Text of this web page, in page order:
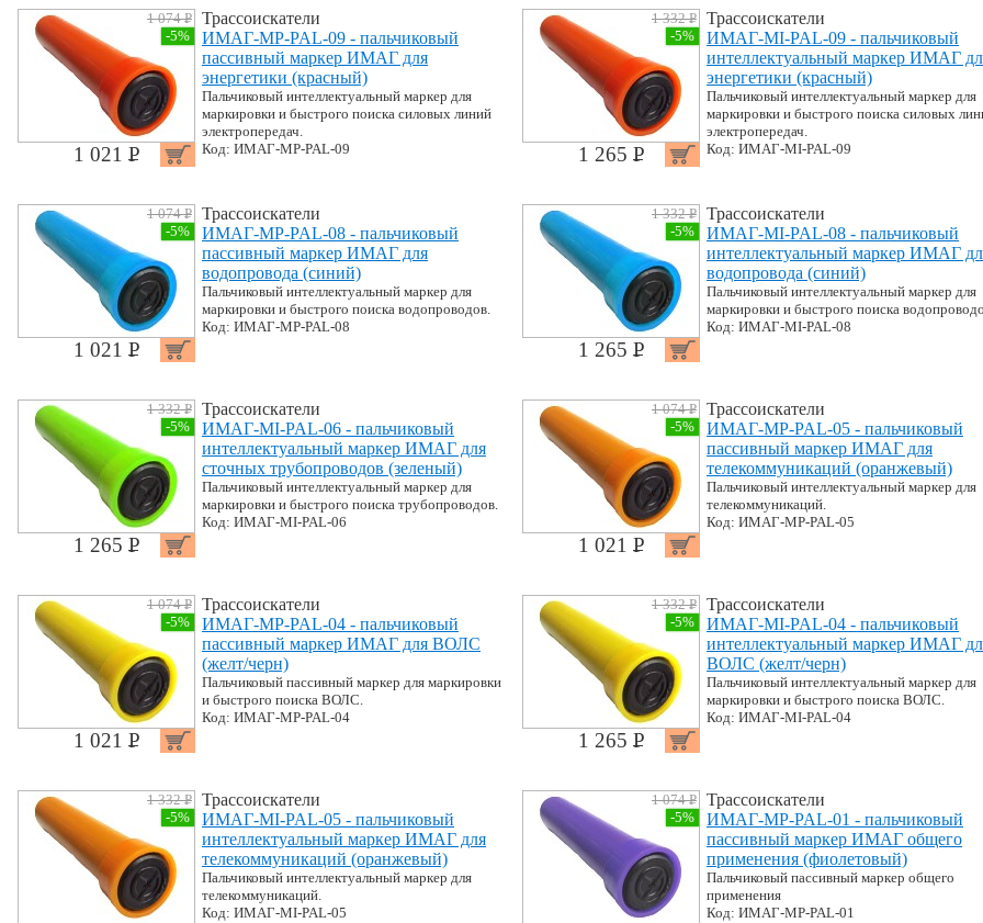
1 074 PУБ.
-5%
1 021 P УБ.
Трассоискатели
ИМАГ-MP-PAL-09 - пальчиковый
пассивный маркер ИМАГ для
энергетики (красный)
Пальчиковый интеллектуальный маркер для
маркировки и быстрого поиска силовых линий
электропередач.
Код: ИМАГ-MP-PAL-09
1 332 PУБ.
-5%
1 265 P УБ.
Трассоискатели
ИМАГ-MI-PAL-09 - пальчиковый
интеллектуальный маркер ИМАГ
энергетики (красный)
Пальчиковый интеллектуальный маркер для
маркировки и быстрого поиска силовых
электропередач.
Код: ИМАГ-MI-PAL-09
1 074 PУБ.
-5%
1 021 P УБ.
Трассоискатели
ИМАГ-MP-PAL-08 - пальчиковый
пассивный маркер ИМАГ для
водопровода (синий)
Пальчиковый интеллектуальный маркер для
маркировки и быстрого поиска водопроводов.
Код: ИМАГ-MP-PAL-08
1 332 PУБ.
-5%
1 265 P УБ.
Трассоискатели
ИМАГ-MI-PAL-08 - пальчиковый
интеллектуальный маркер ИМАГ
водопровода (синий)
Пальчиковый интеллектуальный маркер для
маркировки и быстрого поиска
Код: ИМАГ-MI-PAL-08
1 332 PУБ.
-5%
1 265 P УБ.
Трассоискатели
ИМАГ-MI-PAL-06 - пальчиковый
интеллектуальный маркер ИМАГ для
сточных трубопроводов (зеленый)
Пальчиковый интеллектуальный маркер для
маркировки и быстрого поиска трубопроводов.
Код: ИМАГ-MI-PAL-06
1 074 PУБ.
-5%
1 021 P УБ.
Трассоискатели
ИМАГ-MP-PAL-05 - пальчиковый
пассивный маркер ИМАГ для
телекоммуникаций (оранжевый)
Пальчиковый интеллектуальный маркер для
телекоммуникаций.
Код: ИМАГ-MP-PAL-05
1 074 PУБ.
-5%
1 021 P УБ.
Трассоискатели
ИМАГ-MP-PAL-04 - пальчиковый
пассивный маркер ИМАГ для ВОЛС
(желт/черн)
Пальчиковый пассивный маркер для маркировки
и быстрого поиска ВОЛС.
Код: ИМАГ-MP-PAL-04
1 332 PУБ.
-5%
1 265 P УБ.
Трассоискатели
ИМАГ-MI-PAL-04 - пальчиковый
интеллектуальный маркер ИМАГ
ВОЛС (желт/черн)
Пальчиковый интеллектуальный маркер для
маркировки и быстрого поиска ВОЛС.
Код: ИМАГ-MI-PAL-04
1 332 PУБ.
-5%
Трассоискатели
ИМАГ-MI-PAL-05 - пальчиковый
интеллектуальный маркер ИМАГ для
телекоммуникаций (оранжевый)
Пальчиковый интеллектуальный маркер для
телекоммуникаций.
Код: ИМАГ-MI-PAL-05
1 074 PУБ.
-5%
Трассоискатели
ИМАГ-MP-PAL-01 - пальчиковый
пассивный маркер ИМАГ общего
применения (фиолетовый)
Пальчиковый пассивный маркер общего
применения
Код: ИМАГ-MP-PAL-01